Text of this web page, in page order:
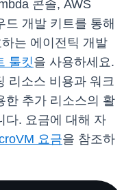
콘솔, AWS
드 개발 키트를 통해
는 에이전틱 개발
툴킷을 사용하세요.
리소스 비용과 워크
한 추가 리소스의 활
다. 요금에 대해 자
요금을 참조하